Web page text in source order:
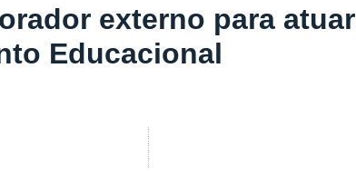
externo para atuar
Educacional